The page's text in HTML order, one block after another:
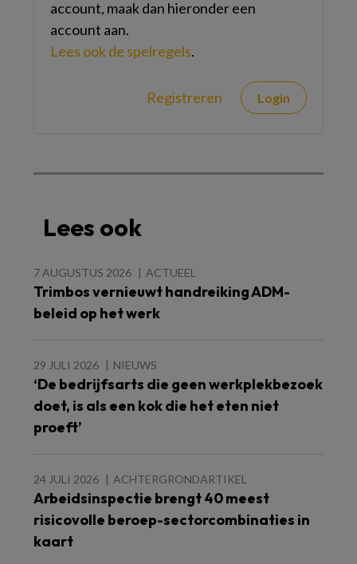
account, maak dan hieronder een
account aan.
Lees ook de spelregels.
Registreren Login
Lees ook
7 AUGUSTUS 2026 ACTUEEL
Trimbos vernieuwt handreiking ADM-
beleid op het werk
29 JULI 2026 NIEUWS
‘De bedrijfsarts die geen werkplekbezoek
doet, is als een kok die het eten niet
proeft’
24 JULI 2026 ACHTERGRONDARTIKEL
Arbeidsinspectie brengt 40 meest
risicovolle beroep-sectorcombinaties in
kaart